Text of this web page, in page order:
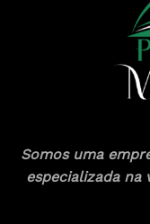
Somos uma
especializada na